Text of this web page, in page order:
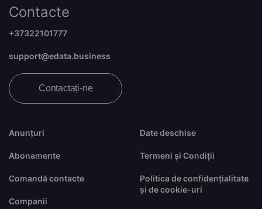
Anunțuri
Abonamente
Comandă contacte
Companii
Date deschise
Termeni și Condiții
Politica de confidențialitate
și de cookie-uri
Contacte
+37322101777
support@edata.business
Contactați-ne